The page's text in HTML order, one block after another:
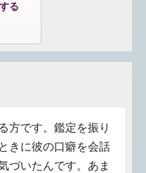
る
方です。鑑定を振り
きに彼の口癖を会話
づいたんです。あま